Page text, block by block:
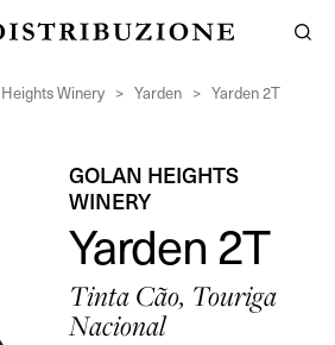
Winery > Yarden > Yarden 2T
GOLAN HEIGHTS
WINERY
Yarden 2T
Tinta Cão, Touriga
Nacional